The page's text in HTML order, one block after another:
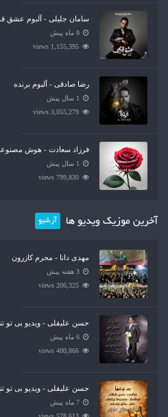
سامان جلیلی - آلبوم عشق
8 ماه پیش
1,155,395 views
رضا صادقی - آلبوم برنده
1 سال پیش
3,055,279 views
فرزاد سعادت - هوش
1 سال پیش
799,830 views
آخرین موزیک ویدیو ها آرشیو
مهدی دانا - محرم کازرون
3 هفته پیش
206,325 views
حسن علیقلی - ویدیو بی تو
6 ماه پیش
400,866 views
حسن علیقلی - ویدیو بی تو
7 ماه پیش